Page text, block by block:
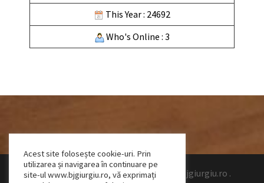
This Year : 24692
Who's Online : 3
Design by Talpeanu Cristian Bogdan www.bjgiurgiu.ro .
Acest site folosește cookie-uri. Prin
utilizarea și navigarea în continuare pe
site-ul www.bjgiurgiu.ro, vă exprimați